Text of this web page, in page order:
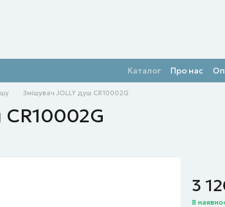
Каталог Про нас
Змішувач JOLLY душ CR10002G
3
В